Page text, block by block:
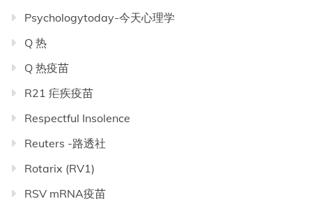
Psychologytoday-今天心理学
Q 热
Q 热疫苗
R21 疟疾疫苗
Respectful Insolence
Reuters -路透社
Rotarix (RV1)
RSV mRNA疫苗